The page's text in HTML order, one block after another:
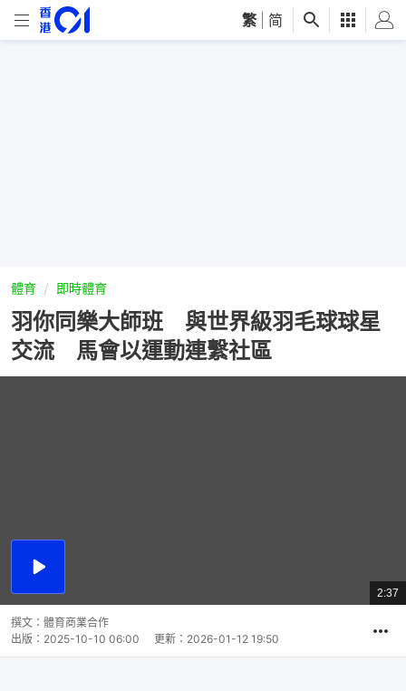
繁 简
體育 即時體育
羽你同樂大師班 與世界級羽毛球球星
交流 馬會以運動連繫社區
播
總
共
2:37
撰文： 體育商業合作
出版： 2025-10-10 06:00 更新： 2026-01-12 19:50